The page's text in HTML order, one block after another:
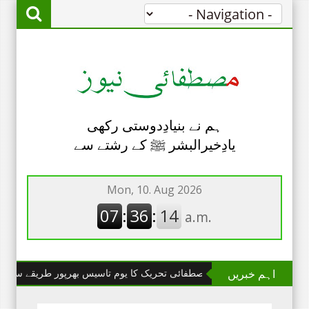
ہم نے بنیادِدوستی رکھی
یادِخیرالبشر ﷺ کے رشتے سے
اہم خبریں
چھانگا مانگا : مصطفائی تحریک کا یوم تاسیس بھرپور طریقے سے منایا گیا۔